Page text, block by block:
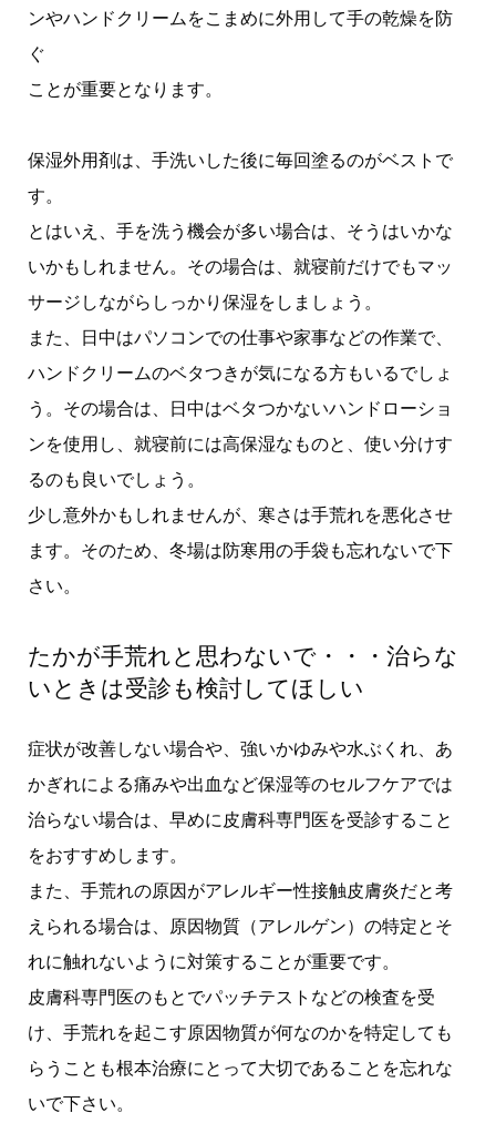
ンやハンドクリームをこまめに外用して手の乾燥を防
ぐ
ことが重要となります。
保湿外用剤は、手洗いした後に毎回塗るのがベストで
す。
とはいえ、手を洗う機会が多い場合は、そうはいかな
いかもしれません。その場合は、就寝前だけでもマッ
サージしながらしっかり保湿をしましょう。
また、日中はパソコンでの仕事や家事などの作業で、
ハンドクリームのベタつきが気になる方もいるでしょ
う。その場合は、日中はベタつかないハンドローショ
ンを使用し、就寝前には高保湿なものと、使い分けす
るのも良いでしょう。
少し意外かもしれませんが、寒さは手荒れを悪化させ
ます。そのため、冬場は防寒用の手袋も忘れないで下
さい。
たかが手荒れと思わないで・・・治らな
いときは受診も検討してほしい
症状が改善しない場合や、強いかゆみや水ぶくれ、あ
かぎれによる痛みや出血など保湿等のセルフケアでは
治らない場合は、早めに皮膚科専門医を受診すること
をおすすめします。
また、手荒れの原因がアレルギー性接触皮膚炎だと考
えられる場合は、原因物質（アレルゲン）の特定とそ
れに触れないように対策することが重要です。
皮膚科専門医のもとでパッチテストなどの検査を受
け、手荒れを起こす原因物質が何なのかを特定しても
らうことも根本治療にとって大切であることを忘れな
いで下さい。